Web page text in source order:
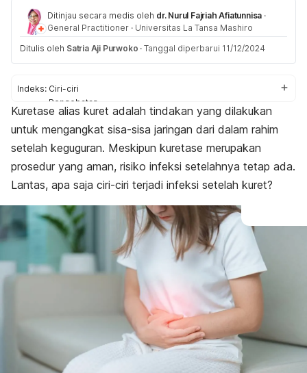
Ditinjau secara medis oleh dr. Nurul Fajriah Afiatunnisa ·
General Practitioner · Universitas La Tansa Mashiro
Ditulis oleh Satria Aji Purwoko · Tanggal diperbarui 11/12/2024
Indeks: Ciri-ciri
Pengobatan
Cara mencegah
Kuretase alias kuret adalah tindakan yang dilakukan
untuk mengangkat sisa-sisa jaringan dari dalam rahim
setelah keguguran. Meskipun kuretase merupakan
prosedur yang aman, risiko infeksi setelahnya tetap ada.
Lantas, apa saja ciri-ciri terjadi infeksi setelah kuret?